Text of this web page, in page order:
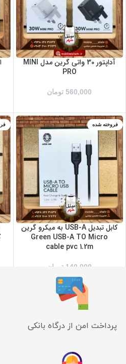
آداپتور 30 واتی گرین مدل MINI
PRO
560,000 تومان
فروخته شده
کابل تبدیل USB-A به میکرو گرین
Green USB-A TO Micro
cable pvc 1.2m
140,000 تومان
پرداخت امن از درگاه بانکی